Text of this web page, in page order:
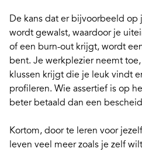
De kans dat er bijvoorbeeld op
wordt gewalst, waardoor je
of een burn-out krijgt, wordt
bent. Je werkplezier neemt
klussen krijgt die je leuk vindt
profileren. Wie assertief is op
beter betaald dan een
Kortom, door te leren voor
leven veel meer zoals je zelf